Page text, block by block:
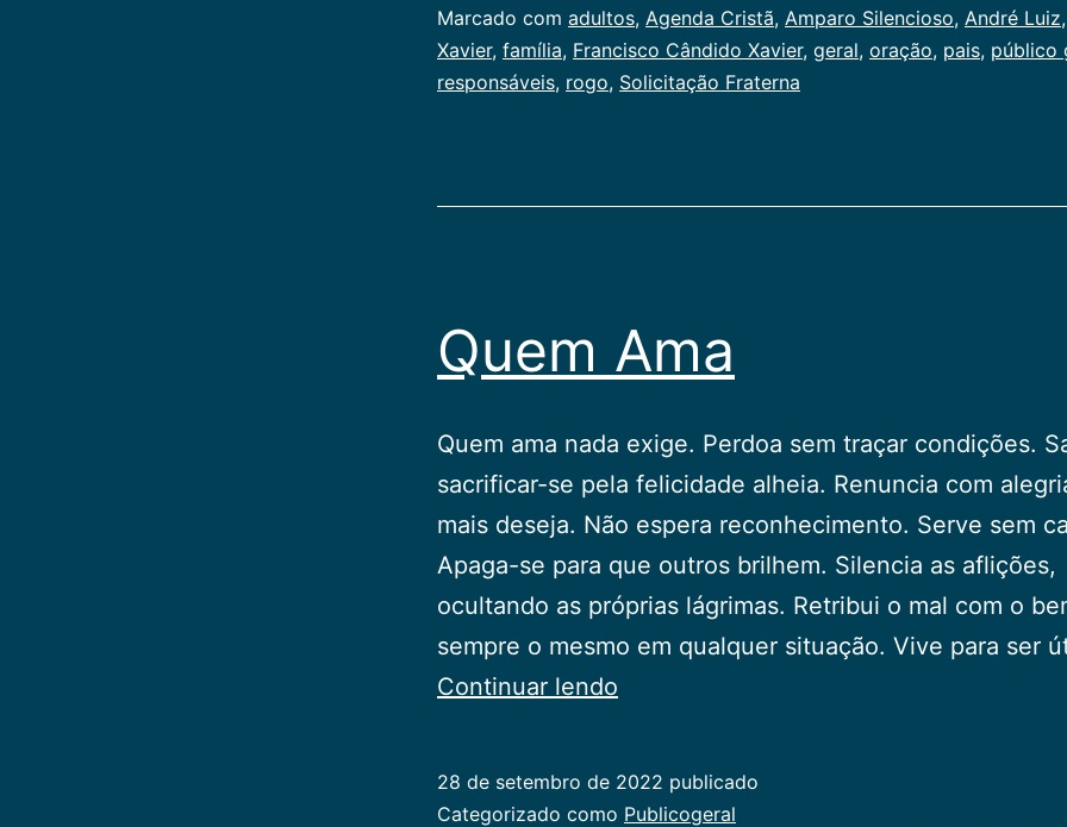
Marcado com adultos, Agenda Cristã, Amparo Silencioso, André Luiz,
Xavier, família, Francisco Cândido Xavier, geral, oração, pais, público
responsáveis, rogo, Solicitação Fraterna
Quem Ama
Quem ama nada exige. Perdoa sem traçar condições.
sacrificar-se pela felicidade alheia. Renuncia com
mais deseja. Não espera reconhecimento. Serve sem
Apaga-se para que outros brilhem. Silencia as aflições,
ocultando as próprias lágrimas. Retribui o mal com o
sempre o mesmo em qualquer situação. Vive para ser
Continuar lendo
28 de setembro de 2022 publicado
Categorizado como Publicogeral